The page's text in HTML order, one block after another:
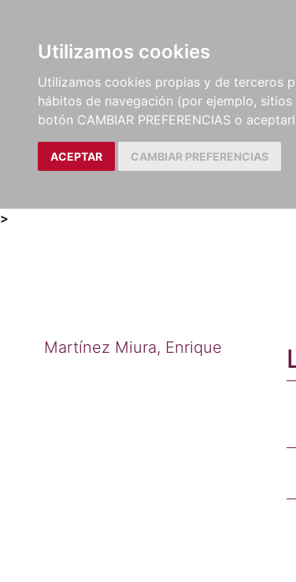
Utilizamos cookies
Utilizamos cookies propias y de terceros
hábitos de navegación (por ejemplo,
botón CAMBIAR PREFERENCIAS o
ACEPTAR CAMBIAR PREFERENCIAS
LIBROS
MÉTODOS Y
EJERCICIOS
PARTITURAS
CRÍTICAS
>
Martínez Miura, Enrique